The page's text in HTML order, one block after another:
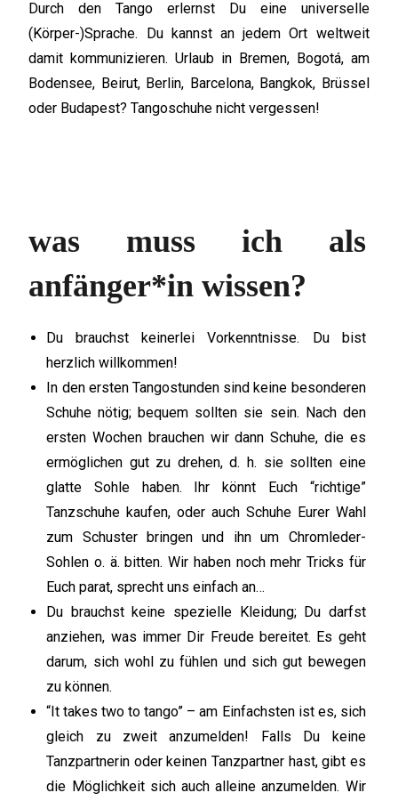
Durch den Tango erlernst Du eine universelle
(Körper-)Sprache. Du kannst an jedem Ort weltweit
damit kommunizieren. Urlaub in Bremen, Bogotá, am
Bodensee, Beirut, Berlin, Barcelona, Bangkok, Brüssel
oder Budapest? Tangoschuhe nicht vergessen!
was muss ich als
anfänger*in wissen?
Du brauchst keinerlei Vorkenntnisse. Du bist
herzlich willkommen!
In den ersten Tangostunden sind keine besonderen
Schuhe nötig; bequem sollten sie sein. Nach den
ersten Wochen brauchen wir dann Schuhe, die es
ermöglichen gut zu drehen, d. h. sie sollten eine
glatte Sohle haben. Ihr könnt Euch “richtige”
Tanzschuhe kaufen, oder auch Schuhe Eurer Wahl
zum Schuster bringen und ihn um Chromleder-
Sohlen o. ä. bitten. Wir haben noch mehr Tricks für
Euch parat, sprecht uns einfach an…
Du brauchst keine spezielle Kleidung; Du darfst
anziehen, was immer Dir Freude bereitet. Es geht
darum, sich wohl zu fühlen und sich gut bewegen
zu können.
“It takes two to tango” – am Einfachsten ist es, sich
gleich zu zweit anzumelden! Falls Du keine
Tanzpartnerin oder keinen Tanzpartner hast, gibt es
die Möglichkeit sich auch alleine anzumelden. Wir